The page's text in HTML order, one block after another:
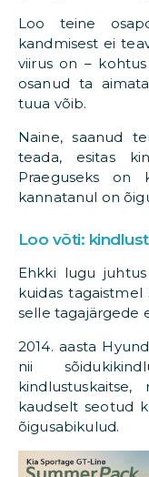
Loo teine
kandmisest ei
viirus on –
osanud ta
tuua võib.
Naine, saanud
teada, esitas
Praeguseks on
kannatanul on
Loo võti:
Ehkki lugu
kuidas
selle tagajärgede
2014. aasta
nii
kaudselt seotud
õigusabikulud.